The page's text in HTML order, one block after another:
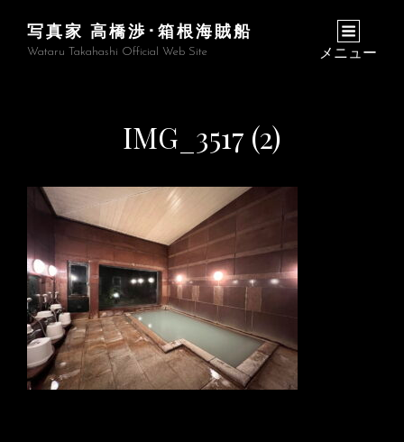
写真家 高橋渉･箱根海賊船
Wataru Takahashi Official Web Site メニュー
IMG_3517 (2)